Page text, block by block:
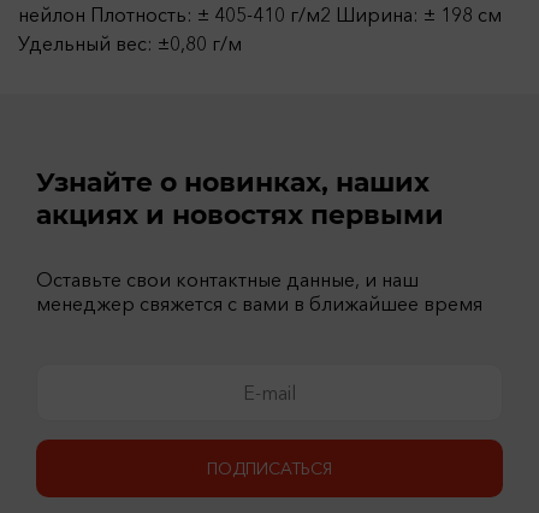
нейлон Плотность: ± 405-410 г/м2 Ширина: ± 198 см
Удельный вес: ±0,80 г/м
Узнайте о новинках, наших
акциях и новостях первыми
Оставьте свои контактные данные, и наш
менеджер свяжется с вами в ближайшее время
ПОДПИСАТЬСЯ